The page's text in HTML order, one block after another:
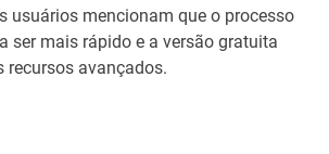
usuários mencionam que o processo
ser mais rápido e a versão gratuita
recursos avançados.